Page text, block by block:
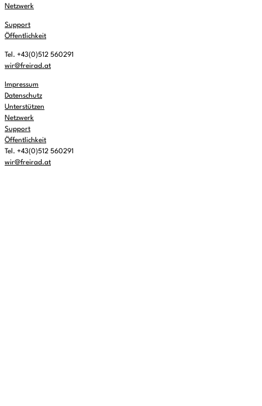
Netzwerk
Support
Öffentlichkeit
Tel. +43(0)512 560291
wir@freirad.at
Impressum
Datenschutz
Unterstützen
Netzwerk
Support
Öffentlichkeit
Tel. +43(0)512 560291
wir@freirad.at